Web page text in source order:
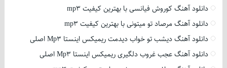
دانلود آهنگ کوروش فیانسی با بهترین کیفیت mp3
دانلود آهنگ مرصاد تو میتونی با بهترین کیفیت mp3
دانلود آهنگ دیشب تو خواب دیدمت ریمیکس اینستا Mp3 اصلی
دانلود آهنگ عجب غروب دلگیری ریمیکس اینستا Mp3 اصلی